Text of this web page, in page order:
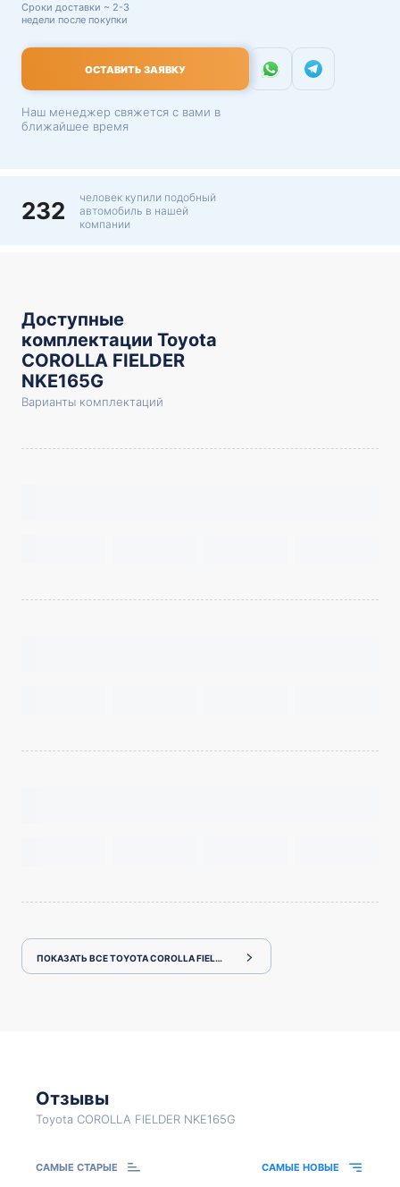
Сроки доставки ~ 2-3
недели после покупки
ОСТАВИТЬ ЗАЯВКУ
Наш менеджер свяжется с вами в
ближайшее время
232
человек купили подобный
автомобиль в нашей
компании
Доступные
комплектации Toyota
COROLLA FIELDER
NKE165G
Варианты комплектаций
ПОКАЗАТЬ ВСЕ TOYOTA COROLLA FIELDER NKE165G
Отзывы
Toyota COROLLA FIELDER NKE165G
САМЫЕ СТАРЫЕ САМЫЕ НОВЫЕ